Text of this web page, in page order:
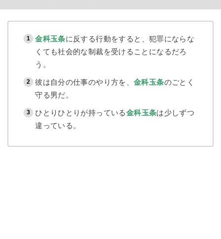
金科玉条に反する行動をすると、犯罪にならな
くても社会的な制裁を受けることになるだろ
う。
彼は自分の仕事のやり方を、金科玉条のごとく
守る男だ。
ひとりひとりが持っている金科玉条は少しずつ
違っている。